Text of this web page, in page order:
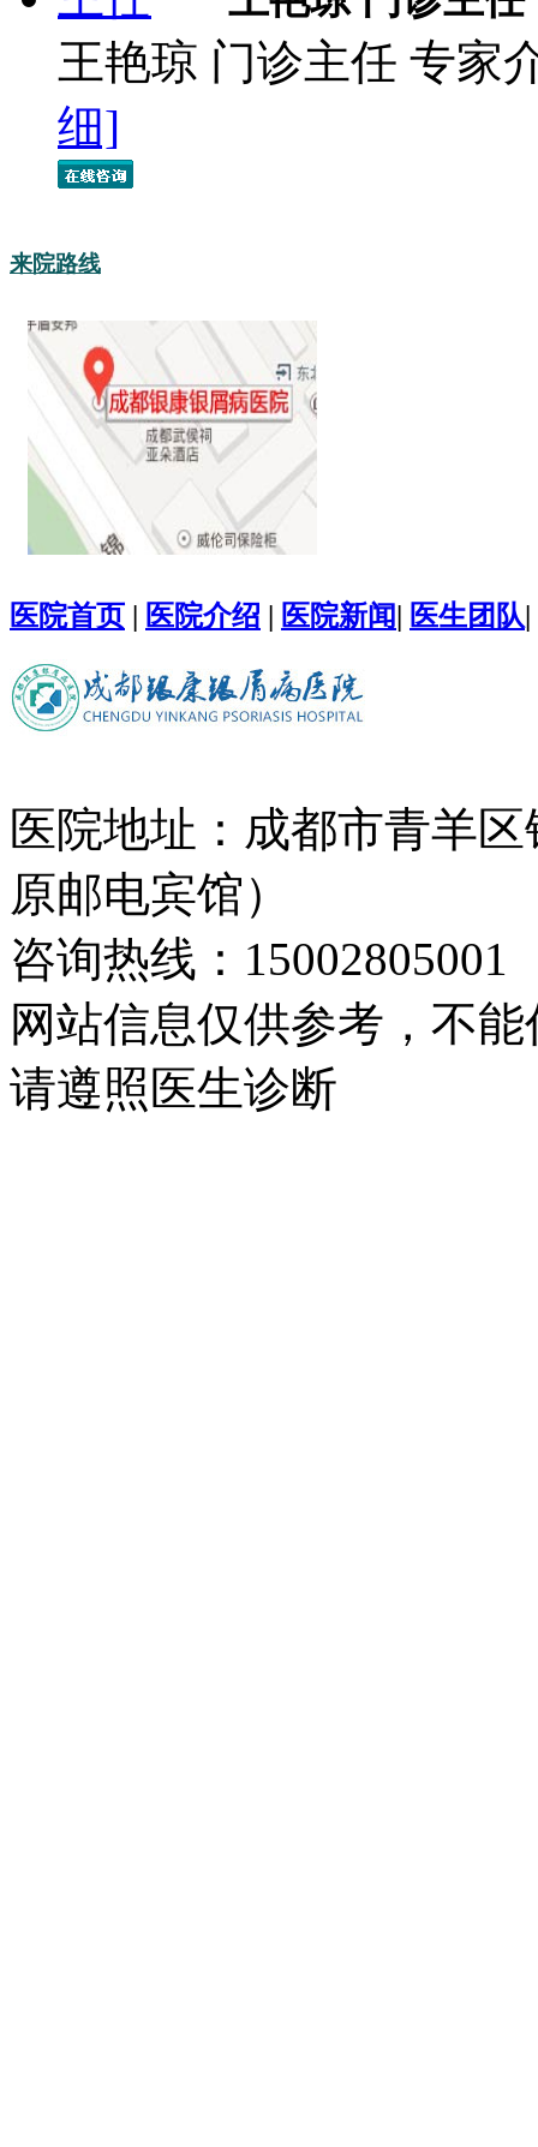
王艳琼 门诊主任 专家
细]
来院路线
医院首页 | 医院介绍 | 医院新闻| 医生团队|
医院地址：成都市青羊
原邮电宾馆）
咨询热线：15002805001
网站信息仅供参考，不
请遵照医生诊断